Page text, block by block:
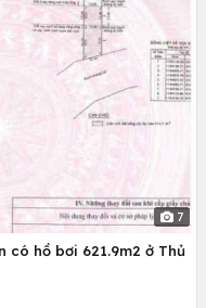
7
có hồ bơi 621.9m2 ở Thủ